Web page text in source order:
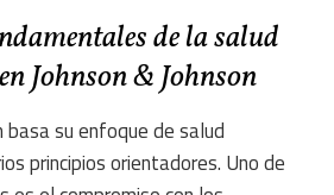
de la salud
Johnson & Johnson
basa su enfoque de salud
principios orientadores. Uno de